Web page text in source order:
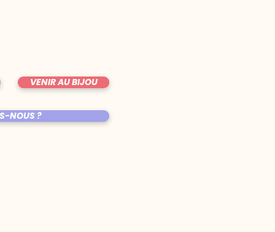
VENIR AU BIJOU
NOUS ?